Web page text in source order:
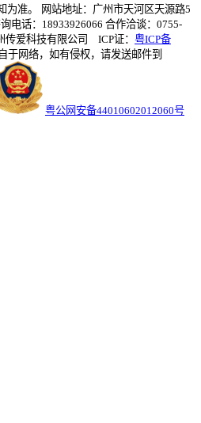
准。
网站地址：广州市天河区天源路5
电话：18933926066 合作洽谈：0755-
传爱科技有限公司 ICP证： 粤ICP备
于网络，如有侵权，请发送邮件到
粤公网安备44010602012060号